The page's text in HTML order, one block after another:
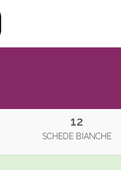
12
SCHEDE BIANCHE